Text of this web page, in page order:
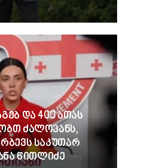
და 400 ათას
ძალოვანს,
საკუთარ
წითლიძე